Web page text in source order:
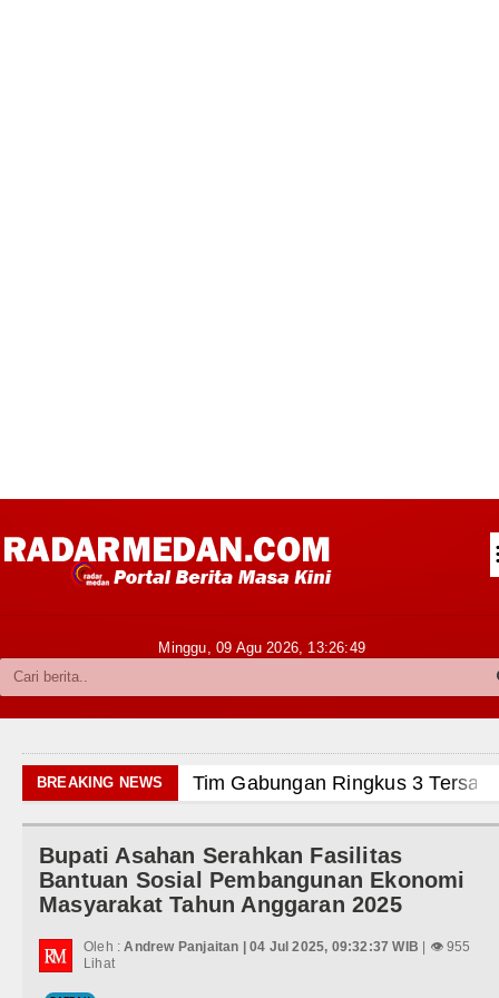
Kabupaten Karo
Politik
Hiburan
Olahraga
Minggu, 09 Agu 2026, 13:26:50
BREAKING NEWS Tim Gabungan Ringkus 3
Emma Raducanu Absen di
Juventus Dikalahkan Inter Milan
PSG Ditahan Manchester
Bupati Asahan Serahkan Fasilitas
Bantuan Sosial Pembangunan Ekonomi
Masyarakat Tahun Anggaran 2025
Oleh :Andrew Panjaitan | 04 Jul 2025, 09:32:37 WIB | 👁 955
Lihat